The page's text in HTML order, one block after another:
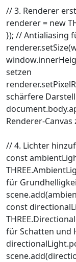
// 3. Renderer
renderer = new
}); // Antialiasing
setzen
schärfere
Renderer-
// 4. Lichter
const
für
const
für Schatten und